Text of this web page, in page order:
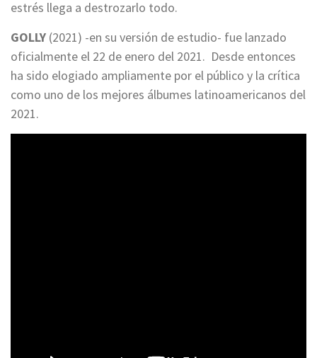
estrés llega a destrozarlo todo.
GOLLY (2021) -en su versión de estudio- fue lanzado
oficialmente el 22 de enero del 2021. Desde entonces
ha sido elogiado ampliamente por el público y la crítica
como uno de los mejores álbumes latinoamericanos del
2021.